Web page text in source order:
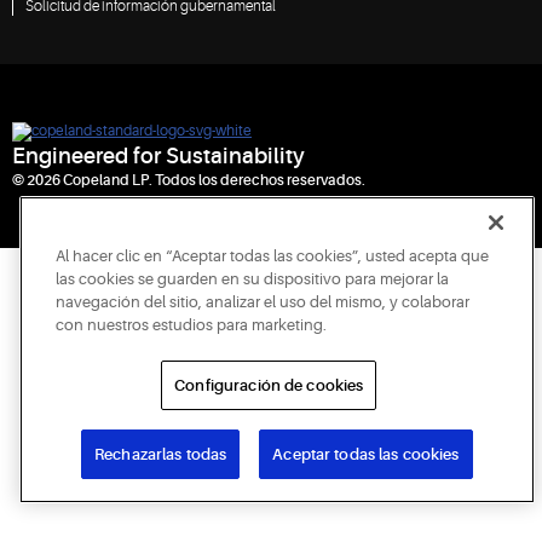
Solicitud de información gubernamental
Engineered for Sustainability
© 2026 Copeland LP. Todos los derechos reservados.
Al hacer clic en “Aceptar todas las cookies”, usted acepta que
las cookies se guarden en su dispositivo para mejorar la
navegación del sitio, analizar el uso del mismo, y colaborar
con nuestros estudios para marketing.
Configuración de cookies
Rechazarlas todas Aceptar todas las cookies